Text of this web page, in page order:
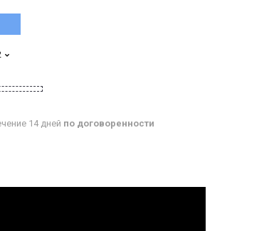
14 дней по договоренности